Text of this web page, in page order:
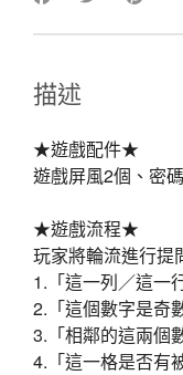
描述
★遊戲配件★
遊戲屏風2個、密
★遊戲流程★
玩家將輪流進行提
1.「這一列／這一
2.「這個數字是奇
3.「相鄰的這兩個
4.「這一格是否有